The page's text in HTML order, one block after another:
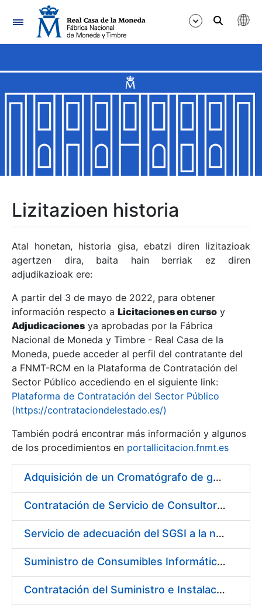
Nabigazioa
Erakutsi/Ezkutatu
Erakutsi/Ezkutatu
Erakutsi/Ezkutatu
Erakutsi/Ezkutatu
Erakutsi/Ezkutatu
Erakutsi/Ezkutatu
Erakutsi/Ezkutatu
Erakutsi/Ezkutatu
Lizitazioen historia
Atal honetan, historia gisa, ebatzi diren lizitazioak
agertzen dira, baita hain berriak ez diren
adjudikazioak ere:
A partir del 3 de mayo de 2022, para obtener
información respecto a Licitaciones en curso y
Adjudicaciones ya aprobadas por la Fábrica
Nacional de Moneda y Timbre - Real Casa de la
Moneda, puede acceder al perfil del contratante del
a FNMT-RCM en la Plataforma de Contratación del
Sector Público accediendo en el siguiente link:
Plataforma de Contratación del Sector Público
(https://contrataciondelestado.es/)
También podrá encontrar más información y algunos
de los procedimientos en portallicitacion.fnmt.es
Adquisición de un Cromatógrafo de gases
Contratación de Servicio de Consultoría para Implantación por Fases de un Sistema de Gestión del Ciclo de Vida de las Aplicaciones en el Área de Desarrollo de CERES (Fase 1)
Servicio de adecuación del SGSI a la norma UNE-ISO/IEC 27001:2014
Suministro de Consumibles Informáticos (Cartuchos de Tinta y Tóner)
Contratación del Suministro e Instalación de una Impresora Industrial para papel en pliego y dato variable